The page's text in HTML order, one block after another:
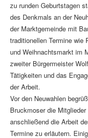
zu runden Geburtstagen
des Denkmals an der
der Marktgemeinde mit
traditionellen Termine wie
und Weihnachtsmarkt im
zweiter Bürgermeister
Tätigkeiten und das
der Arbeit.
Vor den Neuwahlen
Bruckmoser die
anschließend die Arbeit
Termine zu erläutern.